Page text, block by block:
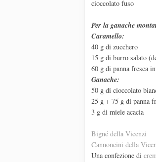
cioccolato fuso
Per la ganache
Caramello:
40 g di zucchero
15 g di burro salato
60 g di panna fresca
Ganache:
50 g di cioccolato
25 g + 75 g di panna
3 g di miele acacia
Bigné della Vicenzi
Cannoncini della
Una confezione di